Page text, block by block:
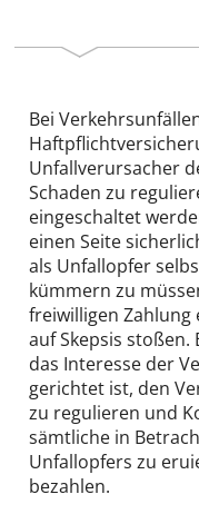
Bei
Unfallverursacher
Schaden zu
eingeschaltet
einen Seite
als Unfallopfer
kümmern zu
freiwilligen
auf Skepsis stoßen.
das Interesse der
gerichtet ist, den
zu regulieren und
sämtliche in
Unfallopfers zu
bezahlen.